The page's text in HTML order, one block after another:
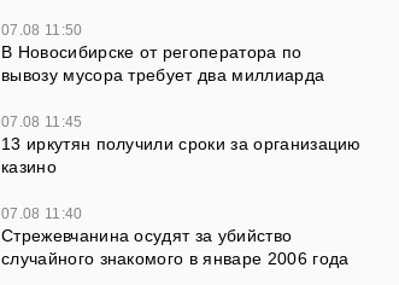
07.08 11:50
В Новосибирске от регоператора по
вывозу мусора требует два миллиарда
07.08 11:45
13 иркутян получили сроки за организацию
казино
07.08 11:40
Стрежевчанина осудят за убийство
случайного знакомого в январе 2006 года